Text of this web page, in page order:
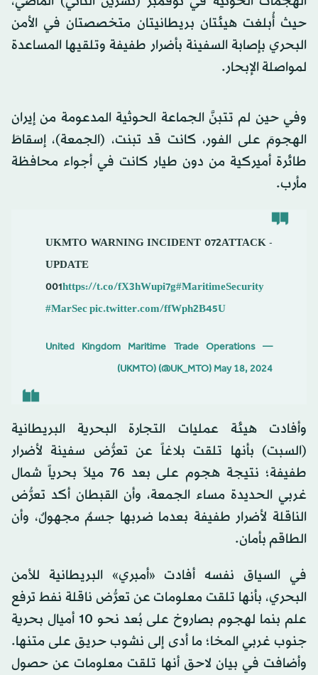
حيث أُبلغت هيئتان بريطانيتان متخصصتان في الأمن
البحري بإصابة السفينة بأضرار طفيفة وتلقيها المساعدة
لمواصلة الإبحار.
وفي حين لم تتبنَّ الجماعة الحوثية المدعومة من إيران
الهجومَ على الفور، كانت قد تبنت، (الجمعة)، إسقاطَ
طائرة أميركية من دون طيار كانت في أجواء محافظة
مأرب.
UKMTO WARNING INCIDENT 072ATTACK -
UPDATE
001https://t.co/fX3hWupi7g#MaritimeSecurity
#MarSecpic.twitter.com/ffWph2B45U
— United Kingdom Maritime Trade Operations
(UKMTO) (@UK_MTO) May 18, 2024
وأفادت هيئة عمليات التجارة البحرية البريطانية
(السبت) بأنها تلقت بلاغاً عن تعرُّض سفينة لأضرار
طفيفة؛ نتيجة هجوم على بعد 76 ميلاً بحرياً شمال
غربي الحديدة مساء الجمعة، وأن القبطان أكد تعرُّض
الناقلة لأضرار طفيفة بعدما ضربها جسمٌ مجهولٌ، وأن
الطاقم بأمان.
في السياق نفسه أفادت «أمبري» البريطانية للأمن
البحري، بأنها تلقت معلومات عن تعرُّض ناقلة نفط ترفع
علم بنما لهجوم بصاروخ على بُعد نحو 10 أميال بحرية
جنوب غربي المخا؛ ما أدى إلى نشوب حريق على متنها.
وأضافت في بيان لاحق أنها تلقت معلومات عن حصول